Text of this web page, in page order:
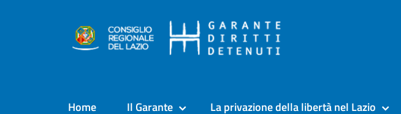
Home Il Garante La privazione della libertà nel Lazio